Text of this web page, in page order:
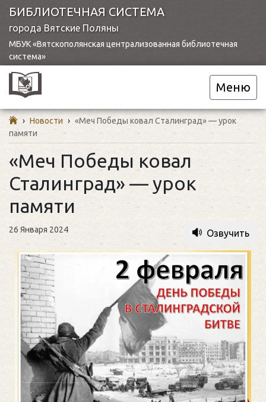
БИБЛИОТЕЧНАЯ СИСТЕМА
города Вятские Поляны
МБУК «Вятскополянская централизованная библиотечная
система»
Меню
› Новости › «Меч Победы ковал Сталинград» — урок
памяти
«Меч Победы ковал
Сталинград» — урок
памяти
26 Января 2024 Озвучить